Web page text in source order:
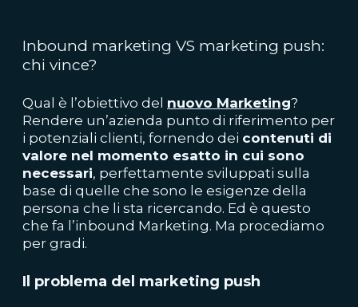
Inbound marketing VS marketing push:
chi vince?
Qual è l’obiettivo del nuovo Marketing?
Rendere un’azienda punto di riferimento per
i potenziali clienti, fornendo dei contenuti di
valore nel momento esatto in cui sono
necessari, perfettamente sviluppati sulla
base di quelle che sono le esigenze della
persona che li sta ricercando. Ed è questo
che fa l’inbound Marketing. Ma procediamo
per gradi.
Il problema del marketing push